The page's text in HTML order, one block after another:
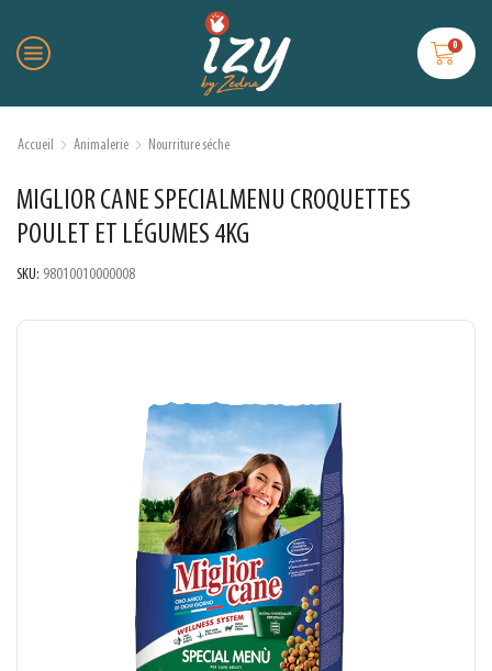
0
Accueil Animalerie Nourriture séche
MIGLIOR CANE SPECIALMENU CROQUETTES
POULET ET LÉGUMES 4KG
SKU: 98010010000008